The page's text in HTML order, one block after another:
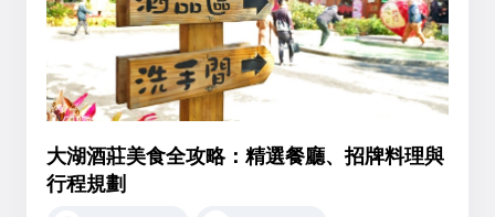
大湖酒莊美食全攻略：精選餐廳、招牌料理與
行程規劃